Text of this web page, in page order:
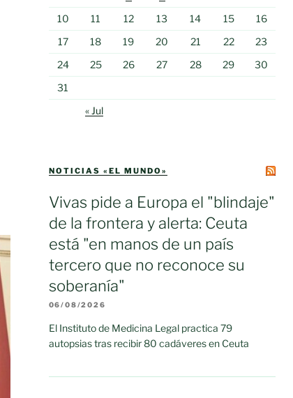
10
11 12 13 14 15
16
17
18 19 20 21 22
23
24
25 26 27 28 29
30
31
« Jul
NOTICIAS «EL MUNDO»
Vivas pide a Europa el "blindaje"
de la frontera y alerta: Ceuta
está "en manos de un país
tercero que no reconoce su
soberanía"
06/08/2026
El Instituto de Medicina Legal practica 79
autopsias tras recibir 80 cadáveres en Ceuta